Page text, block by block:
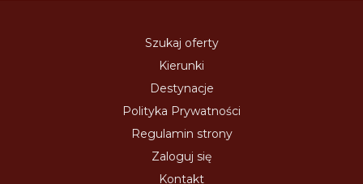
Szukaj oferty
Kierunki
Destynacje
Polityka Prywatności
Regulamin strony
Zaloguj się
Kontakt